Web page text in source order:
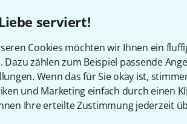
serviert!
Cookies möchten wir Ihnen ein
Dazu zählen zum Beispiel passende
Wenn das für Sie okay ist,
und Marketing einfach durch einen
Ihre erteilte Zustimmung jederzeit
sowie Instrumenten
MPC Studio, Akai Fire, Novation
Gummifüßen